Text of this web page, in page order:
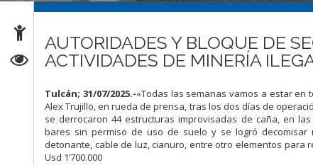
AUTORIDADES Y BLOQUE DE
ACTIVIDADES DE MINERÍA
Tulcán; 31/07/2025.-«Todas las semanas vamos a estar en
Alex Trujillo, en rueda de prensa, tras los dos días de
se derrocaron 44 estructuras improvisadas de caña, en
bares sin permiso de uso de suelo y se logró decomisar
detonante, cable de luz, cianuro, entre otro elementos
Usd 1’700.000